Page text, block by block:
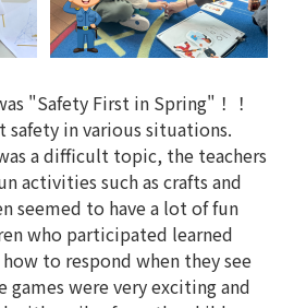
"Safety First in Spring"！！
safety in various situations.
a difficult topic, the teachers
activities such as crafts and
seemed to have a lot of fun
who participated learned
to respond when they see
games were very exciting and